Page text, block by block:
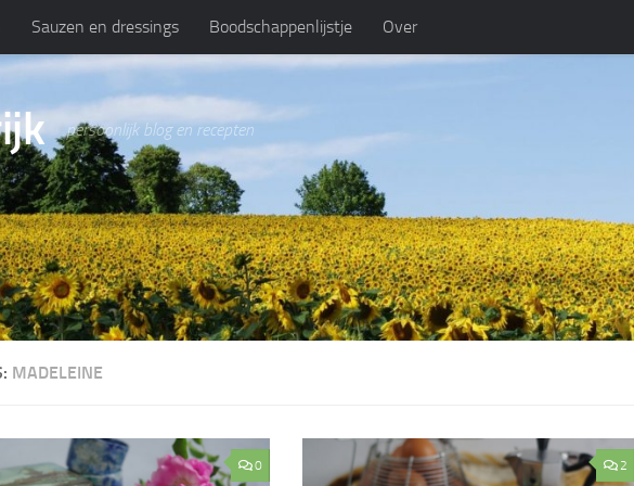
Sauzen en dressings Boodschappenlijstje Over
persoonlijk blog en recepten
MADELEINE
0 2